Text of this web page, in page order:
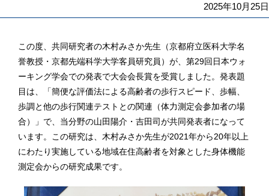
2025年10月25日
この度、共同研究者の木村みさか先生（京都府立医科大学名
誉教授・京都先端科学大学客員研究員）が、第29回日本ウォ
ーキング学会での発表で大会会長賞を受賞しました。発表題
目は、「簡便な評価法による高齢者の歩行スピード、歩幅、
歩調と他の歩行関連テストとの関連（体力測定会参加者の場
合）」で、当分野の山田陽介・吉田司が共同発表者になって
います。この研究は、木村みさか先生が2021年から20年以上
にわたり実施している地域在住高齢者を対象とした身体機能
測定会からの研究成果です。